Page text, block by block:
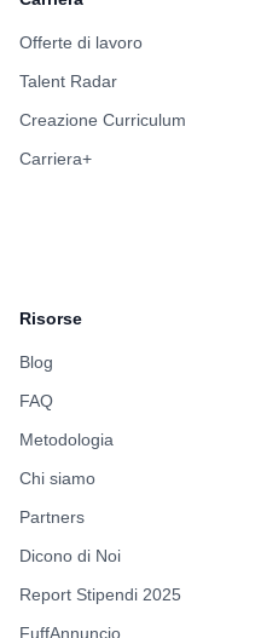
Offerte di lavoro
Talent Radar
Creazione Curriculum
Carriera+
Risorse
Blog
FAQ
Metodologia
Chi siamo
Partners
Dicono di Noi
Report Stipendi 2025
FuffAnnuncio